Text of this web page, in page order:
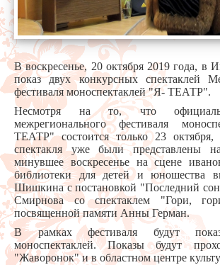
В воскресенье, 20 октября 2019 года, в
показ двух конкурсных спектаклей
фестиваля моноспектаклей "Я- ТЕАТР".
Несмотря на то, что
межрегионального фестиваля
ТЕАТР" состоится только 23 октября,
спектакля уже были
минувшее воскресенье на сцене
библиотеки для детей и юношества
Шишкина с постановкой "Последний
Смирнова со спектаклем "Гори,
посвященной памяти Анны Герман.
В рамках фестиваля будут
моноспектаклей. Показы будут
"Жаворонок" и в областном центре